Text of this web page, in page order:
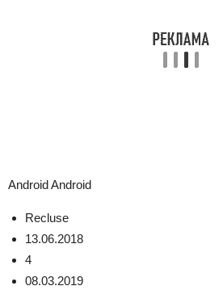
AndroidAndroid
Recluse
13.06.2018
4
08.03.2019